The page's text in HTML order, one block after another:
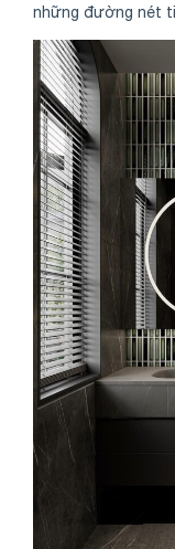
những đường nét